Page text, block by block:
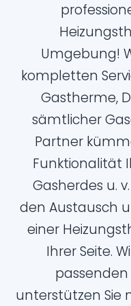
Umgebung!
kompletten
Gastherme,
sämtlicher
Partner
Funktionalität
Gasherdes u.
den Austausch
einer
Ihrer Seite.
unterstützen Sie